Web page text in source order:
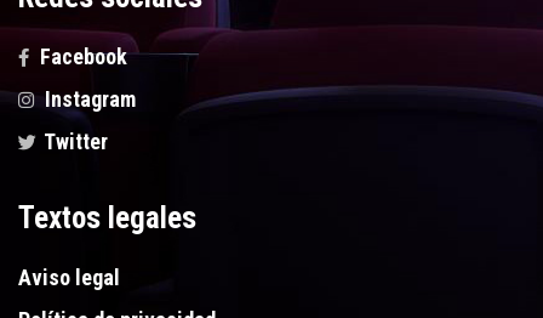
Facebook
Instagram
Twitter
Textos legales
Aviso legal